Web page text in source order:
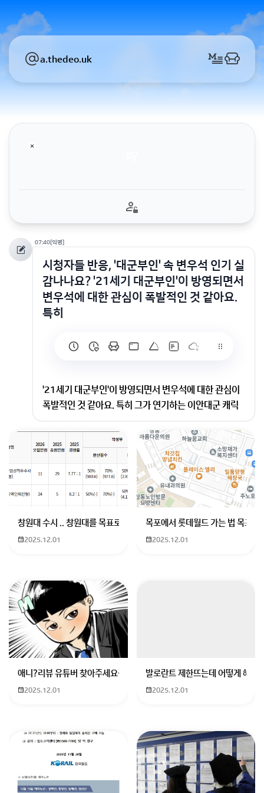
a.thedeo.uk
07:40[익명]
시청자들 반응, '대군부인' 속 변우석 인기 실
감나나요? '21세기 대군부인'이 방영되면서
변우석에 대한 관심이 폭발적인 것 같아요.
특히
'21세기 대군부인'이 방영되면서 변우석에 대한 관심이
폭발적인 것 같아요. 특히 그가 연기하는 이안대군 캐릭
터가 많은 사랑을 받고 있는데, 주변에서나 온라인에서
그의 인기에 대한 반응을 직접 체감하시나요? 드라마 팬
들 사이에서 어떤 이야기들이 주로 나오고 있는지 궁금합
드라마 '21세기 대군부인'의 변우석이 많은 사랑을 받고
있는데
고있습니다.
회원가입 혹은 광고 [X]를 누르면 내용이 보입니다
창원대 수시 .. 창원대를 목표로 하고 있는 09년생입니다 지금 제 내신이
2025.12.01
목포에서 롯데월드 가는 법 목포
2025.12.01
애니?리뷰 유튜버 찾아주세요ㅠㅠ 무슨 검정머리 남자 캐릭터에 더빙하
2025.12.01
발로란트 제한뜨는데 어떻게 해야
2025.12.01